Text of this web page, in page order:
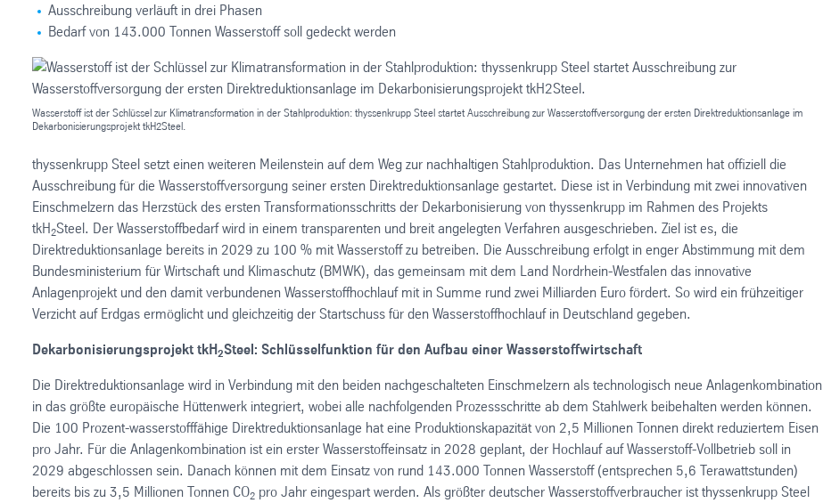
Ausschreibung verläuft in drei Phasen
Bedarf von 143.000 Tonnen Wasserstoff soll gedeckt werden
Wasserstoff ist der Schlüssel zur Klimatransformation in der Stahlproduktion: thyssenkrupp Steel startet Ausschreibung zur Wasserstoffversorgung der ersten Direktreduktionsanlage im
Dekarbonisierungsprojekt tkH2Steel.
thyssenkrupp Steel setzt einen weiteren Meilenstein auf dem Weg zur nachhaltigen Stahlproduktion. Das Unternehmen hat offiziell die
Ausschreibung für die Wasserstoffversorgung seiner ersten Direktreduktionsanlage gestartet. Diese ist in Verbindung mit zwei innovativen
Einschmelzern das Herzstück des ersten Transformationsschritts der Dekarbonisierung von thyssenkrupp im Rahmen des Projekts
tkH2Steel. Der Wasserstoffbedarf wird in einem transparenten und breit angelegten Verfahren ausgeschrieben. Ziel ist es, die
Direktreduktionsanlage bereits in 2029 zu 100 % mit Wasserstoff zu betreiben. Die Ausschreibung erfolgt in enger Abstimmung mit dem
Bundesministerium für Wirtschaft und Klimaschutz (BMWK), das gemeinsam mit dem Land Nordrhein-Westfalen das innovative
Anlagenprojekt und den damit verbundenen Wasserstoffhochlauf mit in Summe rund zwei Milliarden Euro fördert. So wird ein frühzeitiger
Verzicht auf Erdgas ermöglicht und gleichzeitig der Startschuss für den Wasserstoffhochlauf in Deutschland gegeben.
Dekarbonisierungsprojekt tkH2Steel: Schlüsselfunktion für den Aufbau einer Wasserstoffwirtschaft
Die Direktreduktionsanlage wird in Verbindung mit den beiden nachgeschalteten Einschmelzern als technologisch neue Anlagenkombination
in das größte europäische Hüttenwerk integriert, wobei alle nachfolgenden Prozessschritte ab dem Stahlwerk beibehalten werden können.
Die 100 Prozent-wasserstofffähige Direktreduktionsanlage hat eine Produktionskapazität von 2,5 Millionen Tonnen direkt reduziertem Eisen
pro Jahr. Für die Anlagenkombination ist ein erster Wasserstoffeinsatz in 2028 geplant, der Hochlauf auf Wasserstoff-Vollbetrieb soll in
2029 abgeschlossen sein. Danach können mit dem Einsatz von rund 143.000 Tonnen Wasserstoff (entsprechen 5,6 Terawattstunden)
bereits bis zu 3,5 Millionen Tonnen CO2 pro Jahr eingespart werden. Als größter deutscher Wasserstoffverbraucher ist thyssenkrupp Steel